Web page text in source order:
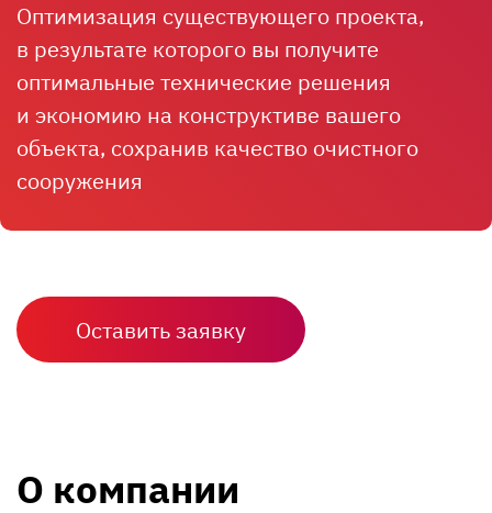
Оптимизация существующего проекта,
в результате которого вы получите
оптимальные технические решения
и экономию на конструктиве вашего
объекта, сохранив качество очистного
сооружения
Оставить заявку
О компании